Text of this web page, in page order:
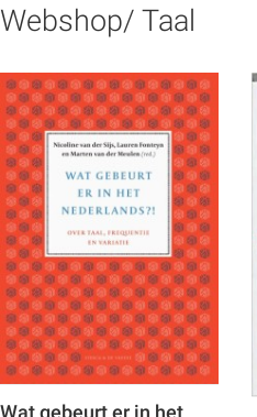
Webshop/ Taal